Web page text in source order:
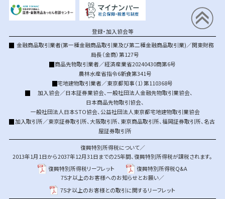
登録・加入協会等
金融商品取引業者(第一種金融商品取引業及び第二種金融商品取引業)／関東財務
局長（金商）第127号
商品先物取引業者／経済産業省20240430商第6号
農林水産省指令6新食第341号
宅地建物取引業者／東京都知事（1）第110368号
加入協会／日本証券業協会、一般社団法人金融先物取引業協会、
日本商品先物取引協会、
一般社団法人日本STO協会、公益社団法人東京都宅地建物取引業協会
加入取引所／東京証券取引所、大阪取引所、 東京商品取引所、福岡証券取引所、名古
屋証券取引所
復興特別所得税について／
2013年1月1日から2037年12月31日までの25年間、復興特別所得税が課税されます。
復興特別所得税リーフレット
復興特別所得税Q&A
75才以上のお客様へのお知らせとお願い／
75才以上のお客様との取引に関するリーフレット